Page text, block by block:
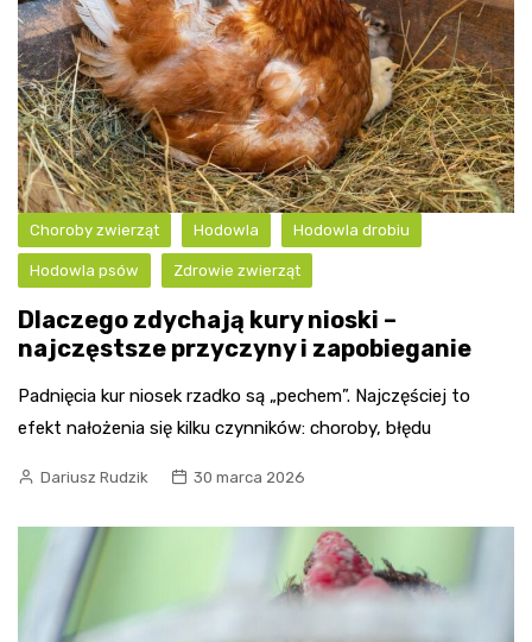
Choroby zwierząt Hodowla Hodowla drobiu
Hodowla psów Zdrowie zwierząt
Dlaczego zdychają kury nioski –
najczęstsze przyczyny i zapobieganie
Padnięcia kur niosek rzadko są „pechem”. Najczęściej to
efekt nałożenia się kilku czynników: choroby, błędu
Dariusz Rudzik 30 marca 2026